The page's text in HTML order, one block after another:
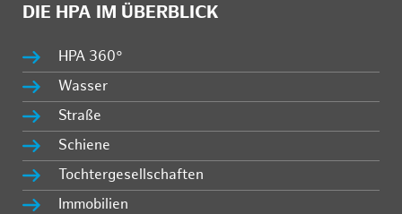
DIE HPA IM ÜBERBLICK
HPA 360°
Wasser
Straße
Schiene
Tochtergesellschaften
Immobilien